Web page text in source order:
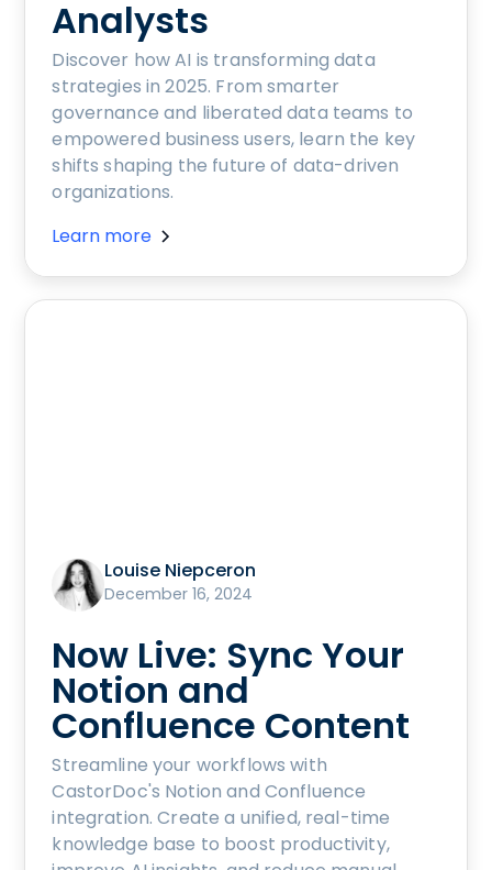
Analysts
Discover how AI is transforming data
strategies in 2025. From smarter
governance and liberated data teams to
empowered business users, learn the key
shifts shaping the future of data-driven
organizations.
Learn more
Louise Niepceron
December 16, 2024
Now Live: Sync Your
Notion and
Confluence Content
Streamline your workflows with
CastorDoc's Notion and Confluence
integration. Create a unified, real-time
knowledge base to boost productivity,